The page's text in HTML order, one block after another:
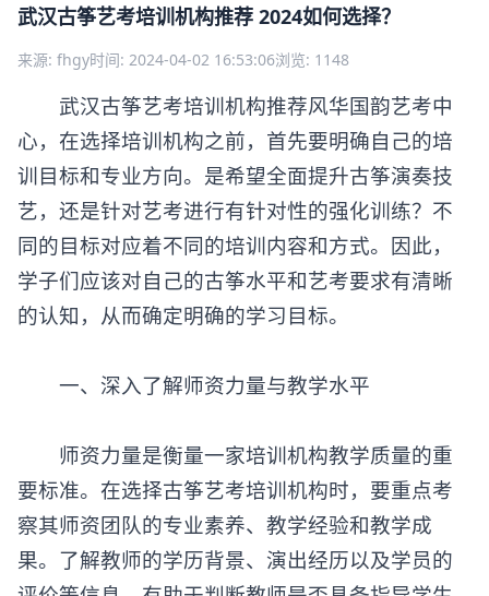
武汉古筝艺考培训机构推荐 2024如何选择？
来源: fhgy时间: 2024-04-02 16:53:06浏览: 1148
武汉古筝艺考培训机构推荐风华国韵艺考中
心，在选择培训机构之前，首先要明确自己的培
训目标和专业方向。是希望全面提升古筝演奏技
艺，还是针对艺考进行有针对性的强化训练？不
同的目标对应着不同的培训内容和方式。因此，
学子们应该对自己的古筝水平和艺考要求有清晰
的认知，从而确定明确的学习目标。
一、深入了解师资力量与教学水平
师资力量是衡量一家培训机构教学质量的重
要标准。在选择古筝艺考培训机构时，要重点考
察其师资团队的专业素养、教学经验和教学成
果。了解教师的学历背景、演出经历以及学员的